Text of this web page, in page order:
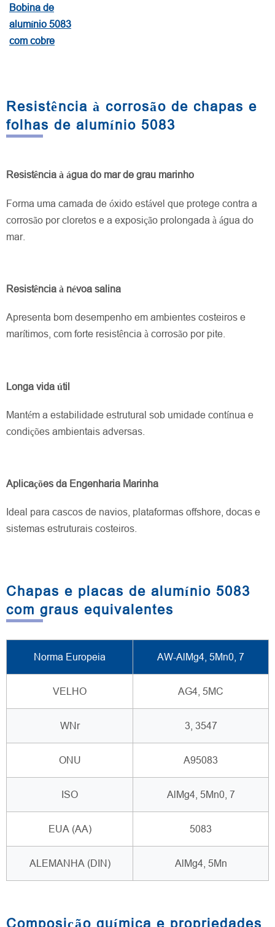
Bobina de
alumínio 5083
com cobre
Resistência à corrosão de chapas e
folhas de alumínio 5083
Resistência à água do mar de grau marinho
Forma uma camada de óxido estável que protege contra a
corrosão por cloretos e a exposição prolongada à água do
mar.
Resistência à névoa salina
Apresenta bom desempenho em ambientes costeiros e
marítimos, com forte resistência à corrosão por pite.
Longa vida útil
Mantém a estabilidade estrutural sob umidade contínua e
condições ambientais adversas.
Aplicações da Engenharia Marinha
Ideal para cascos de navios, plataformas offshore, docas e
sistemas estruturais costeiros.
Chapas e placas de alumínio 5083
com graus equivalentes
Norma Europeia AW-AlMg4, 5Mn0, 7
VELHO AG4, 5MC
WNr 3, 3547
ONU A95083
ISO AlMg4, 5Mn0, 7
EUA (AA) 5083
ALEMANHA (DIN) AlMg4, 5Mn
Composição química e propriedades